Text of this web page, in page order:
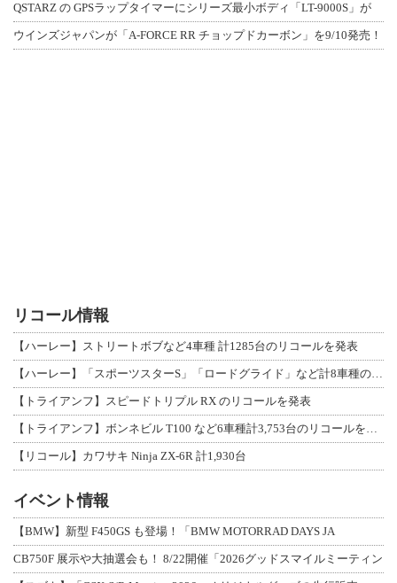
QSTARZ の GPSラップタイマーにシリーズ最小ボディ「LT-9000S」が
ウインズジャパンが「A-FORCE RR チョップドカーボン」を9/10発売！
リコール情報
【ハーレー】ストリートボブなど4車種 計1285台のリコールを発表
【ハーレー】「スポーツスターS」「ロードグライド」など計8車種のリコールを発表
【トライアンフ】スピードトリプル RX のリコールを発表
【トライアンフ】ボンネビル T100 など6車種計3,753台のリコールを発表
【リコール】カワサキ Ninja ZX-6R 計1,930台
イベント情報
【BMW】新型 F450GS も登場！「BMW MOTORRAD DAYS JA
CB750F 展示や大抽選会も！ 8/22開催「2026グッドスマイルミーティン